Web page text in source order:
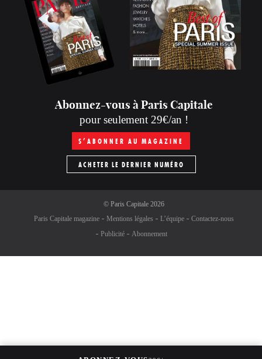
Abonnez-vous à Paris Capitale
pour seulement 29€/an !
S’ABONNER AU MAGAZINE
ACHETER LE DERNIER NUMÉRO
© Paris Capitale2026
Paris Capitale magazine
Mentions légales L’équipe
Contactez-nous
Publicité
Abonnement